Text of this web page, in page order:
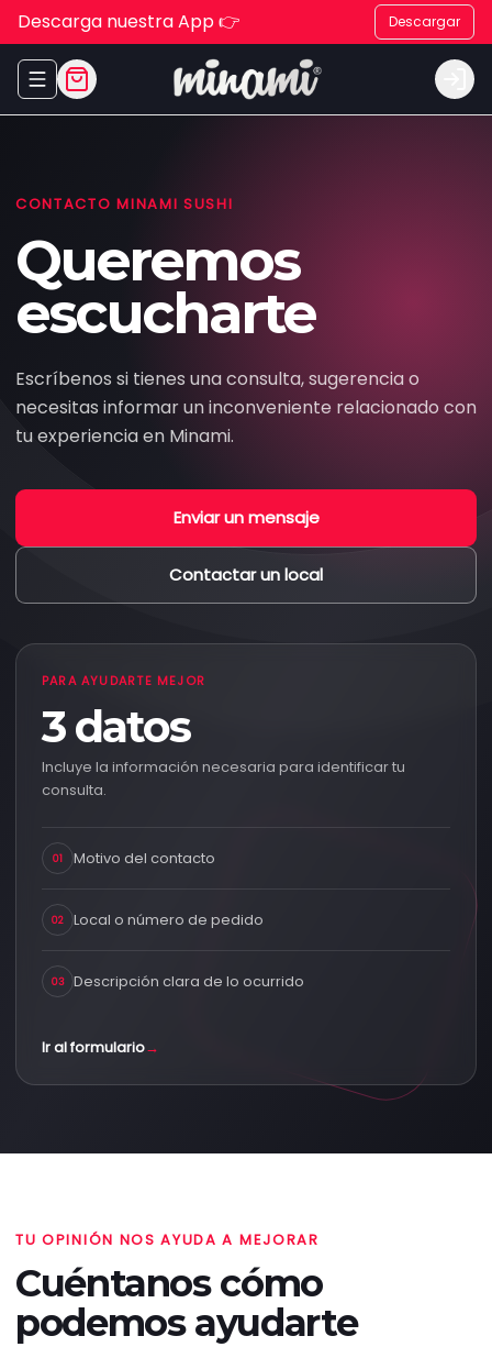
Descarga nuestra App 👉 Descargar
Abrir menu de navegación Login
CONTACTO MINAMI SUSHI
Queremos
escucharte
Escríbenos si tienes una consulta, sugerencia o
necesitas informar un inconveniente relacionado con
tu experiencia en Minami.
Enviar un mensaje
Contactar un local
PARA AYUDARTE MEJOR
3 datos
Incluye la información necesaria para identificar tu
consulta.
01 Motivo del contacto
02 Local o número de pedido
03 Descripción clara de lo ocurrido
Ir al formulario→
TU OPINIÓN NOS AYUDA A MEJORAR
Cuéntanos cómo
podemos ayudarte